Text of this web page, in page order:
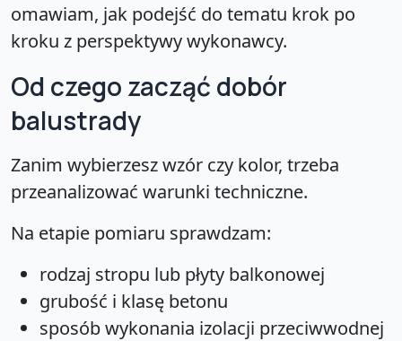
omawiam, jak podejść do tematu krok po
kroku z perspektywy wykonawcy.
Od czego zacząć dobór
balustrady
Zanim wybierzesz wzór czy kolor, trzeba
przeanalizować warunki techniczne.
Na etapie pomiaru sprawdzam:
rodzaj stropu lub płyty balkonowej
grubość i klasę betonu
sposób wykonania izolacji przeciwwodnej